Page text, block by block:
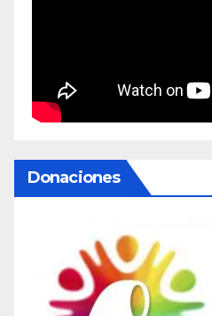
Donaciones